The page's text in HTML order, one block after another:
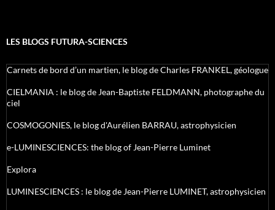
LES BLOGS FUTURA-SCIENCES
Carnets de bord d’un martien, le blog de Charles FRANKEL, géologue
CIELMANIA : le blog de Jean-Baptiste FELDMANN, photographe du
ciel
COSMOGONIES, le blog d'Aurélien BARRAU, astrophysicien
e-LUMINESCIENCES: the blog of Jean-Pierre Luminet
Explora
LUMINESCIENCES : le blog de Jean-Pierre LUMINET, astrophysicien